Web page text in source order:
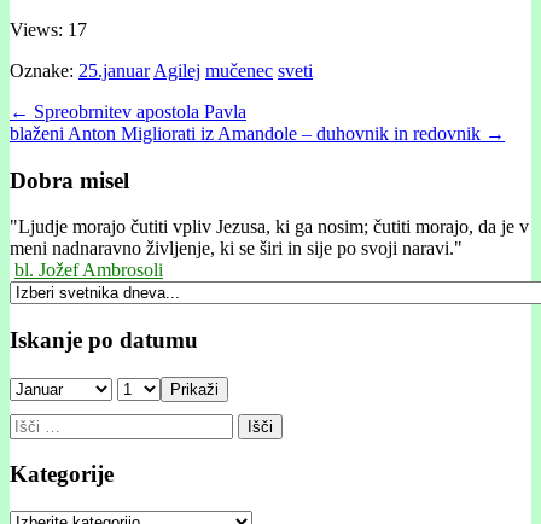
Views: 17
Oznake: 25.januar Agilej mučenec sveti
Post
navigation
← Spreobrnitev apostola Pavla
blaženi Anton Migliorati iz Amandole – duhovnik in redovnik →
Dobra misel
"Ljudje morajo čutiti vpliv Jezusa, ki ga nosim; čutiti morajo, da je v
meni nadnaravno življenje, ki se širi in sije po svoji naravi."
bl. Jožef Ambrosoli
Iskanje po datumu
Prikaži
Išči:
Kategorije